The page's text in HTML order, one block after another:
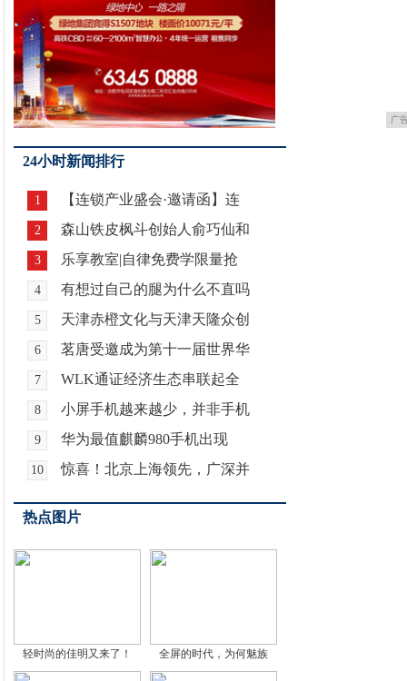
广
24小时新闻排行
1 【连锁产业盛会·邀请函】连
2 森山铁皮枫斗创始人俞巧仙和
3 乐享教室|自律免费学限量抢
4 有想过自己的腿为什么不直吗
5 天津赤橙文化与天津天隆众创
6 茗唐受邀成为第十一届世界华
7 WLK通证经济生态串联起全
8 小屏手机越来越少，并非手机
9 华为最值麒麟980手机出现
10 惊喜！北京上海领先，广深并
热点图片
轻时尚的佳明又来了！ 全屏的时代，为何魅族